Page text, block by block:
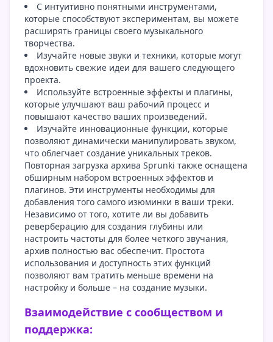
С интуитивно понятными инструментами,
которые способствуют экспериментам, вы можете
расширять границы своего музыкального
творчества.
Изучайте новые звуки и техники, которые могут
вдохновить свежие идеи для вашего следующего
проекта.
Используйте встроенные эффекты и плагины,
которые улучшают ваш рабочий процесс и
повышают качество ваших произведений.
Изучайте инновационные функции, которые
позволяют динамически манипулировать звуком,
что облегчает создание уникальных треков.
Повторная загрузка архива Sprunki также оснащена
обширным набором встроенных эффектов и
плагинов. Эти инструменты необходимы для
добавления того самого изюминки в ваши треки.
Независимо от того, хотите ли вы добавить
реверберацию для создания глубины или
настроить частоты для более четкого звучания,
архив полностью вас обеспечит. Простота
использования и доступность этих функций
позволяют вам тратить меньше времени на
настройку и больше – на создание музыки.
Взаимодействие с сообществом и
поддержка: